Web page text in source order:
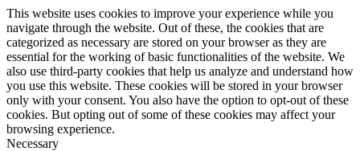
This website uses cookies to improve your experience while you
navigate through the website. Out of these, the cookies that are
categorized as necessary are stored on your browser as they are
essential for the working of basic functionalities of the website. We
also use third-party cookies that help us analyze and understand how
you use this website. These cookies will be stored in your browser
only with your consent. You also have the option to opt-out of these
cookies. But opting out of some of these cookies may affect your
browsing experience.
Necessary